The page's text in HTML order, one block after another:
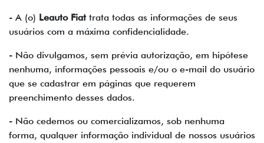
- A (o) Leauto Fiat trata todas as informações de seus
usuários com a máxima confidencialidade.
- Não divulgamos, sem prévia autorização, em hipótese
nenhuma, informações pessoais e/ou o e-mail do usuário
que se cadastrar em páginas que requerem
preenchimento desses dados.
- Não cedemos ou comercializamos, sob nenhuma
forma, qualquer informação individual de nossos usuários